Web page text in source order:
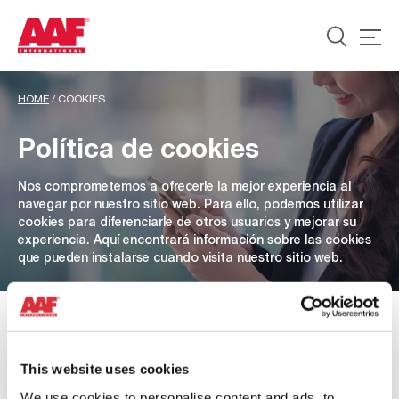
This website uses cookies
HOME/ COOKIES
Política de cookies
Nos comprometemos a ofrecerle la mejor experiencia al
navegar por nuestro sitio web. Para ello, podemos utilizar
cookies para diferenciarle de otros usuarios y mejorar su
experiencia. Aquí encontrará información sobre las cookies
que pueden instalarse cuando visita nuestro sitio web.